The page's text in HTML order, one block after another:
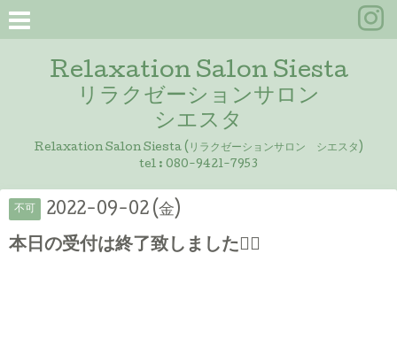
Relaxation Salon Siesta
リラクゼーションサロン
シエスタ
Relaxation Salon Siesta (リラクゼーションサロン シエスタ)
tel : 080-9421-7953
不可 2022-09-02 (金)
本日の受付は終了致しました🙇‍♀️